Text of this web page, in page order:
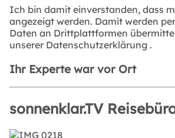
Ich bin damit einverstanden, dass
angezeigt werden. Damit werden
Daten an Drittplattformen
unserer Datenschutzerklärung .
Ihr Experte war vor Ort
sonnenklar.TV